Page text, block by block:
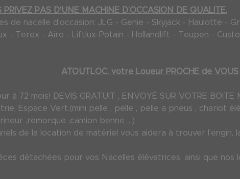
PAS D'UNE MACHINE D’OCCASION DE QUALITE.
de nacelle d’occasion: JLG - Genie - Skyjack - Haulotte -
- Terex - Airo - Liftlux-Potain - Hollandlift - Teupen -
ATOUTLOC, votre Loueur PROCHE de VOUS
à 72 mois! DEVIS GRATUIT , ENVOYÉ SUR VOTRE BOITE
Espace Vert.(mini pelle , pelle , pelle a pneus , chariot
,remorque ,camion benne ...)
de la location de matériel vous aidera à trouver l'engin,
détachées pour vos Nacelles élévatrices, ainsi que nos